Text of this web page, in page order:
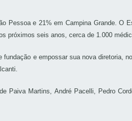
e 21% em Campina Grande. O
próximos seis anos, cerca de 1.000
e empossar sua nova diretoria,
Paiva Martins, André Pacelli, Pedro